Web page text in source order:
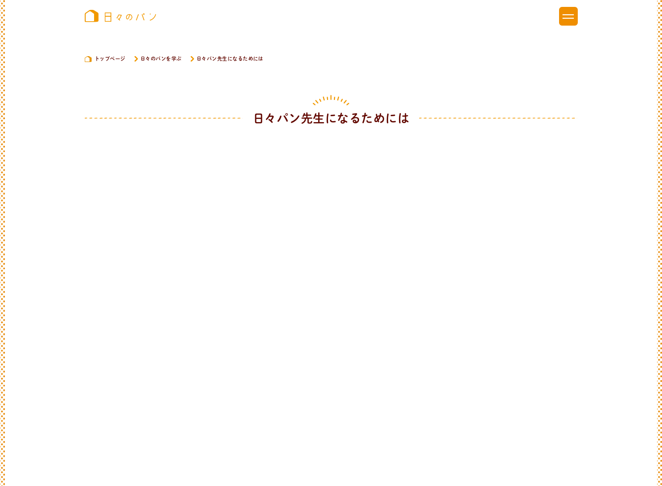
トップページ 日々のパンを学ぶ 日々パン先生になるためには
日々パン先生になるためには